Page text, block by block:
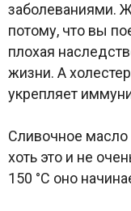
заболеваниями.
потому, что вы
плохая
жизни. А
укрепляет
Сливочное
хоть это и не
150 °C оно